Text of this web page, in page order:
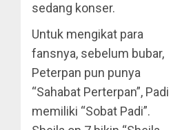
sedang konser.
Untuk mengikat para
fansnya, sebelum bubar,
Peterpan pun punya
“Sahabat Perterpan”, Padi
memiliki “Sobat Padi”.